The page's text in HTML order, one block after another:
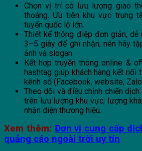
Chọn vị trí có lưu lượng giao
thoáng. Ưu tiên khu vực trung
tuyến quốc lộ lớn.
Thiết kế thông điệp đơn giản,
3–5 giây để ghi nhận; nên hãy
ảnh và slogan.
Kết hợp truyền thông online &
hashtag giúp khách hàng kết nối
kênh số (Facebook, website, Zalo
Theo dõi và điều chỉnh chiến
trên lưu lượng khu vực; lượng
nhận diện thương hiệu.
Xem thêm: Đơn vị cung cấp
quảng cáo ngoài trời uy tín